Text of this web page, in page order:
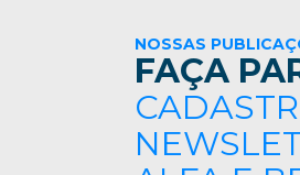
NOSSAS
FAÇA